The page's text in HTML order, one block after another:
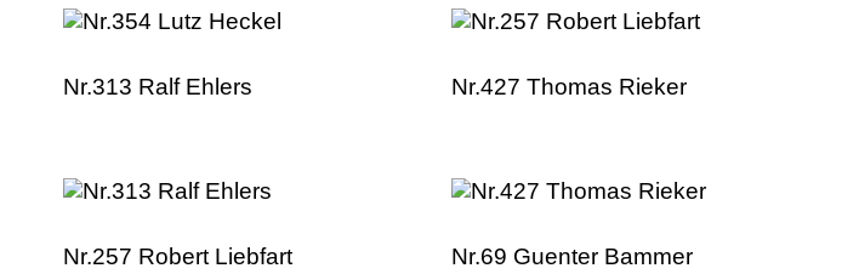
Nr.313 Ralf Ehlers Nr.427 Thomas Rieker
Nr.257 Robert Liebfart Nr.69 Guenter Bammer